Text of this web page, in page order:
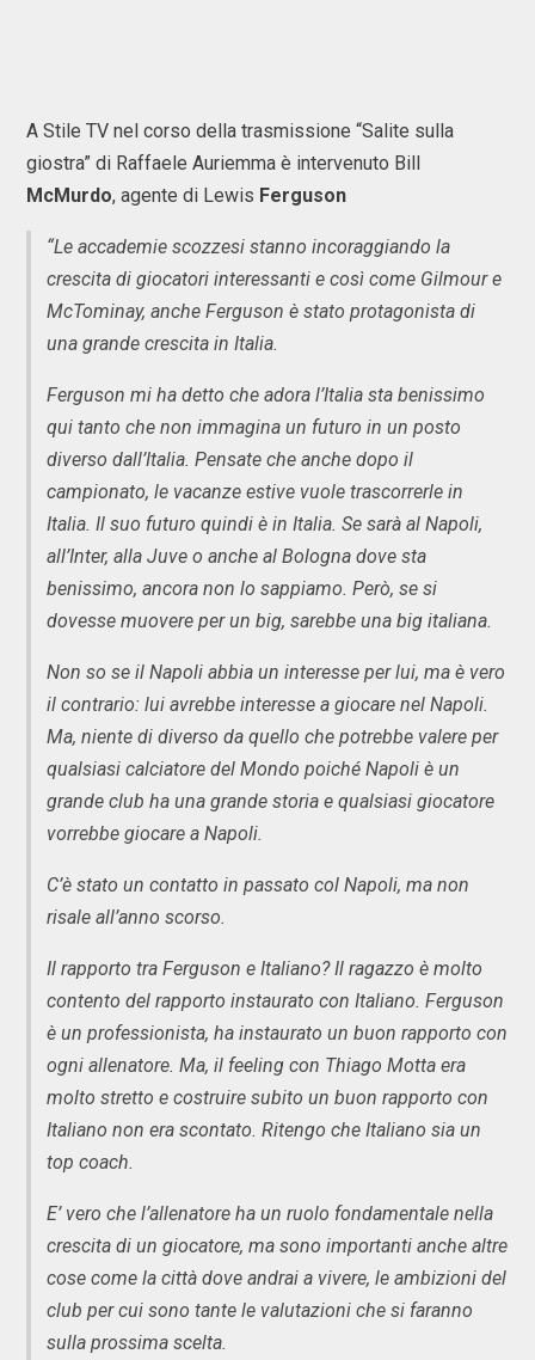
A Stile TV nel corso della trasmissione “Salite sulla
giostra” di Raffaele Auriemma è intervenuto Bill
McMurdo, agente di Lewis Ferguson
“Le accademie scozzesi stanno incoraggiando la
crescita di giocatori interessanti e così come Gilmour e
McTominay, anche Ferguson è stato protagonista di
una grande crescita in Italia.
Ferguson mi ha detto che adora l’Italia sta benissimo
qui tanto che non immagina un futuro in un posto
diverso dall’Italia. Pensate che anche dopo il
campionato, le vacanze estive vuole trascorrerle in
Italia. Il suo futuro quindi è in Italia. Se sarà al Napoli,
all’Inter, alla Juve o anche al Bologna dove sta
benissimo, ancora non lo sappiamo. Però, se si
dovesse muovere per un big, sarebbe una big italiana.
Non so se il Napoli abbia un interesse per lui, ma è vero
il contrario: lui avrebbe interesse a giocare nel Napoli.
Ma, niente di diverso da quello che potrebbe valere per
qualsiasi calciatore del Mondo poiché Napoli è un
grande club ha una grande storia e qualsiasi giocatore
vorrebbe giocare a Napoli.
C’è stato un contatto in passato col Napoli, ma non
risale all’anno scorso.
Il rapporto tra Ferguson e Italiano? Il ragazzo è molto
contento del rapporto instaurato con Italiano. Ferguson
è un professionista, ha instaurato un buon rapporto con
ogni allenatore. Ma, il feeling con Thiago Motta era
molto stretto e costruire subito un buon rapporto con
Italiano non era scontato. Ritengo che Italiano sia un
top coach.
E’ vero che l’allenatore ha un ruolo fondamentale nella
crescita di un giocatore, ma sono importanti anche altre
cose come la città dove andrai a vivere, le ambizioni del
club per cui sono tante le valutazioni che si faranno
sulla prossima scelta.